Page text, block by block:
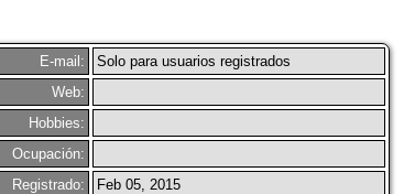
E-mail:
Solo para usuarios registrados
Web:
Hobbies:
Ocupación:
Registrado:
Feb 05, 2015